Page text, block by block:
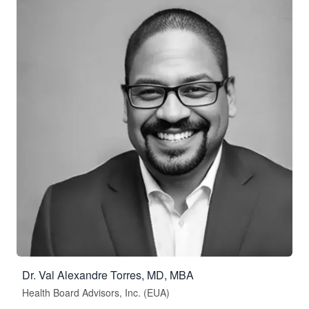
Dr. Val Alexandre Torres, MD, MBA
Health Board Advisors, Inc. (EUA)